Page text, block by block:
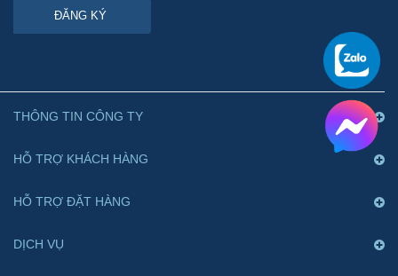
ĐĂNG KÝ
THÔNG TIN CÔNG TY
HỖ TRỢ KHÁCH HÀNG
HỖ TRỢ ĐẶT HÀNG
DỊCH VỤ